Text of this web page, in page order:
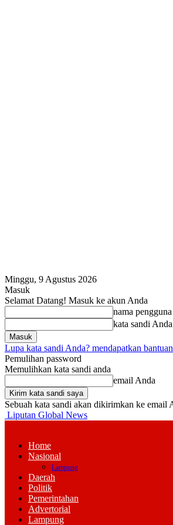
Minggu, 9 Agustus 2026
Masuk
Selamat Datang! Masuk ke akun Anda
nama pengguna
kata sandi Anda
Lupa kata sandi Anda? mendapatkan bantuan
Pemulihan password
Memulihkan kata sandi anda
email Anda
Sebuah kata sandi akan dikirimkan ke email
Liputan Global News
Home
Nasional
Lampung
Daerah
Politik
Pemerintahan
Advertorial
Lampung